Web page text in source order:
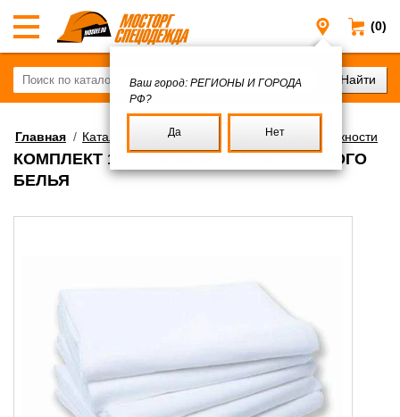
(0)
Регионы
Ваш город: РЕГИОНЫ И ГОРОДА
РФ?
Да Нет
Главная / Каталог Постель Постельные принадлежности
КОМПЛЕКТ 1.5 СПАЛЬНОГО ПОСТЕЛЬНОГО
БЕЛЬЯ